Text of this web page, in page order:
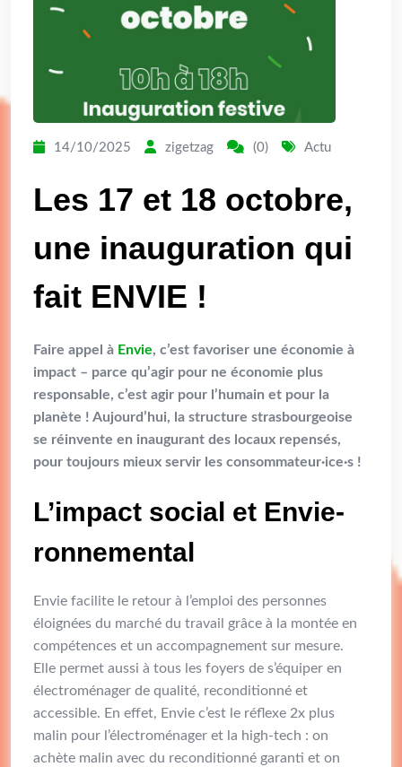
14/10/2025 zigetzag (0) Actu
Les 17 et 18 octobre,
une inauguration qui
fait ENVIE !
Faire appel à Envie, c’est favoriser une économie à
impact – parce qu’agir pour ne économie plus
responsable, c’est agir pour l’humain et pour la
planète ! Aujourd’hui, la structure strasbourgeoise
se réinvente en inaugurant des locaux repensés,
pour toujours mieux servir les consommateur·ice·s !
L’impact social et Envie-
ronnemental
Envie facilite le retour à l’emploi des personnes
éloignées du marché du travail grâce à la montée en
compétences et un accompagnement sur mesure.
Elle permet aussi à tous les foyers de s’équiper en
électroménager de qualité, reconditionné et
accessible. En effet, Envie c’est le réflexe 2x plus
malin pour l’électroménager et la high-tech : on
achète malin avec du reconditionné garanti et on